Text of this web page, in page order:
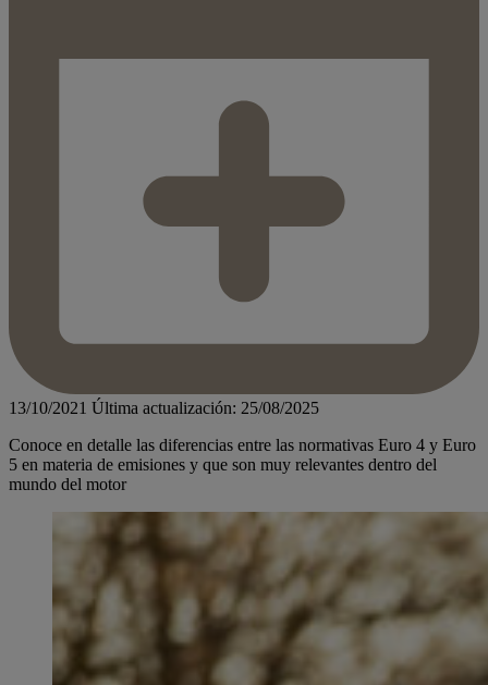
13/10/2021 Última actualización: 25/08/2025
Conoce en detalle las diferencias entre las normativas Euro 4 y Euro
5 en materia de emisiones y que son muy relevantes dentro del
mundo del motor